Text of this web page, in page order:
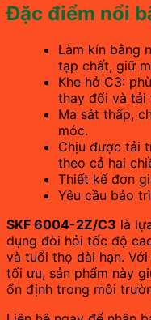
Đặc điểm nổi
Làm kín bằng
tạp chất, giữ
Khe hở C3:
thay đổi và tải
Ma sát thấp,
móc.
Chịu được tải
theo cả hai
Thiết kế đơn
Yêu cầu bảo
SKF 6004-2Z/C3 là
dụng đòi hỏi tốc độ
và tuổi thọ dài hạn.
tối ưu, sản phẩm này
ổn định trong môi